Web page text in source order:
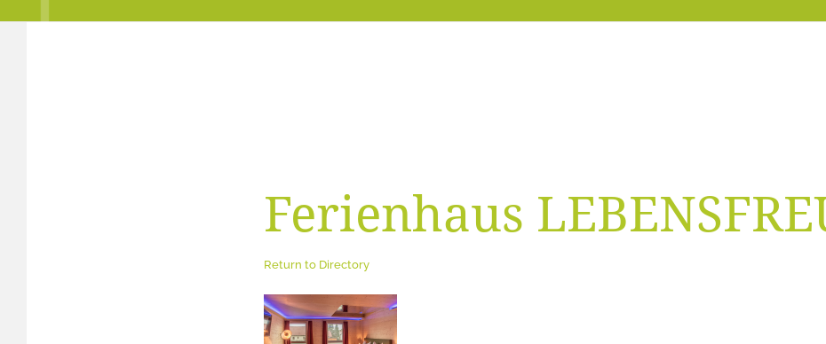
Ferienhaus
Return to Directory